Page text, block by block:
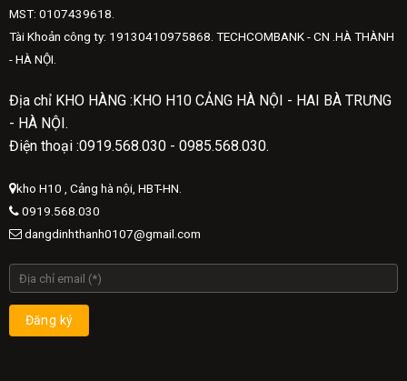
MST: 0107439618.
Tài Khoản công ty: 19130410975868. TECHCOMBANK - CN .HÀ THÀNH
- HÀ NỘI.
Địa chỉ KHO HÀNG :KHO H10 CẢNG HÀ NỘI - HAI BÀ TRƯNG
- HÀ NỘI.
Điện thoại :0919.568.030 - 0985.568.030.
kho H10 , Cảng hà nội, HBT-HN.
0919.568.030
dangdinhthanh0107@gmail.com